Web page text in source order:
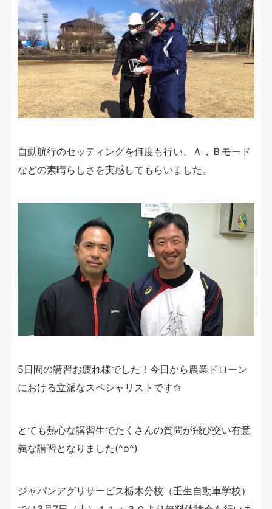
自動航行のセッティングを何度も行い、Ａ，Ｂモード
などの素晴らしさを実感してもらいました。
5日間の講習お疲れ様でした！今日から農業ドローン
における立派なスペシャリストです✩
とても熱心な講習生でたくさんの質問が飛び交い有意
義な講習となりました(^o^)
ジャパンアグリサービス栃木分校（壬生自動車学校）